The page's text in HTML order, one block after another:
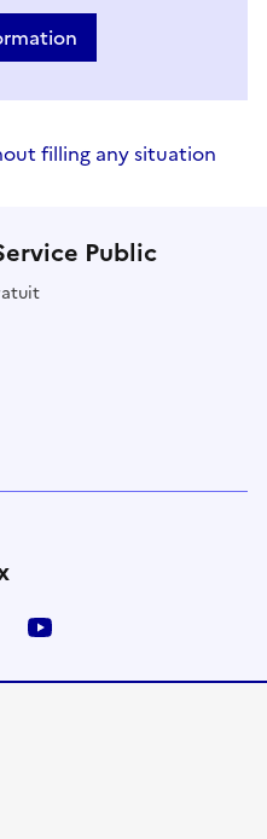
filling any situation
Public
Instagram